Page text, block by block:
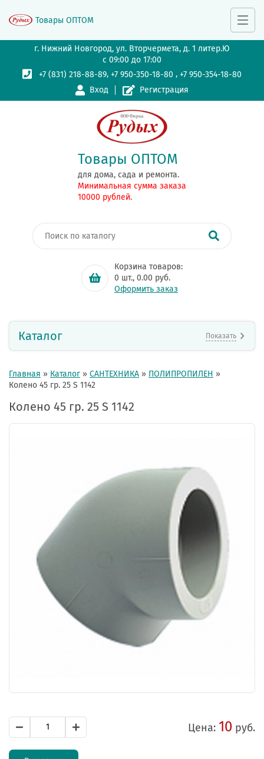
г. Нижний Новгород, ул. Вторчермета, д. 1 литер.Ю
с 09:00 до 17:00
+7 (831) 218-88-89,+7 950-350-18-80 ,+7 950-354-18-80
Вход
Регистрация
Товары ОПТОМ
для дома, сада и ремонта.
Минимальная сумма заказа
10000 рублей.
Корзина товаров:
0 шт., 0.00 руб.
Оформить заказ
Товары ОПТОМ
Каталог Показать
Главная » Каталог » САНТЕХНИКА » ПОЛИПРОПИЛЕН »
Колено 45 гр. 25 S 1142
Колено 45 гр. 25 S 1142
Цена: 10 руб.